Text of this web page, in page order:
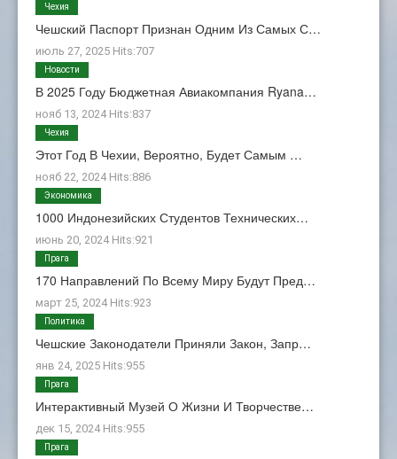
Чешский Паспорт Признан Одним Из Самых С…
июль 27, 2025 Hits:707
Чехия
В 2025 Году Бюджетная Авиакомпания Ryana…
нояб 13, 2024 Hits:837
Новости
Этот Год В Чехии, Вероятно, Будет Самым …
нояб 22, 2024 Hits:886
Чехия
1000 Индонезийских Студентов Технических…
июнь 20, 2024 Hits:921
Экономика
170 Направлений По Всему Миру Будут Пред…
март 25, 2024 Hits:923
Прага
Чешские Законодатели Приняли Закон, Запр…
янв 24, 2025 Hits:955
Политика
Интерактивный Музей О Жизни И Творчестве…
дек 15, 2024 Hits:955
Прага
Прага